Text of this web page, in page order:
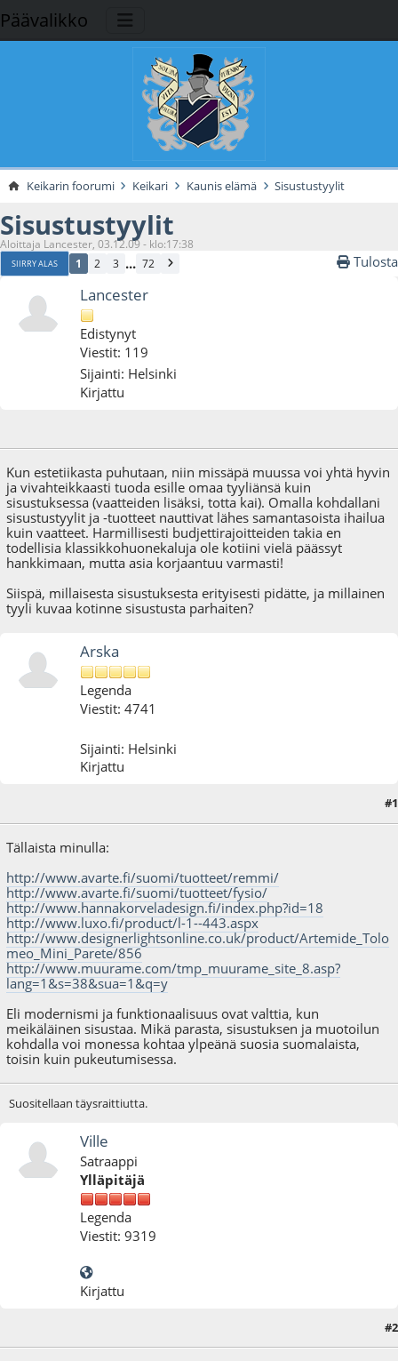
Päävalikko
Keikarin foorumi Keikari Kaunis elämä Sisustustyylit
Sisustustyylit
Aloittaja Lancester, 03.12.09 - klo:17:38
SIIRRY ALAS 1 2 3 ... 72 Tulosta
Lancester
Edistynyt
Viestit: 119
Sijainti: Helsinki
Kirjattu
Kun estetiikasta puhutaan, niin missäpä muussa voi yhtä hyvin
ja vivahteikkaasti tuoda esille omaa tyyliänsä kuin
sisustuksessa (vaatteiden lisäksi, totta kai). Omalla kohdallani
sisustustyylit ja -tuotteet nauttivat lähes samantasoista ihailua
kuin vaatteet. Harmillisesti budjettirajoitteiden takia en
todellisia klassikkohuonekaluja ole kotiini vielä päässyt
hankkimaan, mutta asia korjaantuu varmasti!
Siispä, millaisesta sisustuksesta erityisesti pidätte, ja millainen
tyyli kuvaa kotinne sisustusta parhaiten?
Arska
Legenda
Viestit: 4741
Sijainti: Helsinki
Kirjattu
#1
Tällaista minulla:
http://www.avarte.fi/suomi/tuotteet/remmi/
http://www.avarte.fi/suomi/tuotteet/fysio/
http://www.hannakorveladesign.fi/index.php?id=18
http://www.luxo.fi/product/l-1--443.aspx
http://www.designerlightsonline.co.uk/product/Artemide_Tolo
meo_Mini_Parete/856
http://www.muurame.com/tmp_muurame_site_8.asp?
lang=1&s=38&sua=1&q=y
Eli modernismi ja funktionaalisuus ovat valttia, kun
meikäläinen sisustaa. Mikä parasta, sisustuksen ja muotoilun
kohdalla voi monessa kohtaa ylpeänä suosia suomalaista,
toisin kuin pukeutumisessa.
Suositellaan täysraittiutta.
Ville
Satraappi
Ylläpitäjä
Legenda
Viestit: 9319
Kirjattu
#2